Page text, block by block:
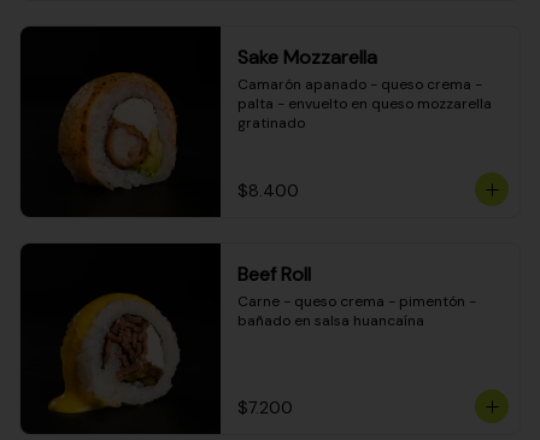
Sake Mozzarella
Camarón apanado - queso crema -
palta - envuelto en queso mozzarella
gratinado
$8.400
Beef Roll
Carne - queso crema - pimentón -
bañado en salsa huancaína
$7.200